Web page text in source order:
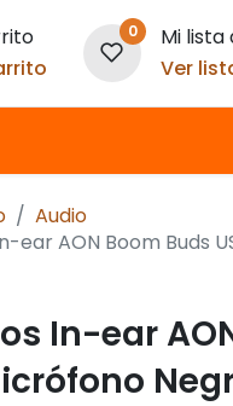
0
Mi lista
Ver
Audio
ear AON Boom Buds
In-ear